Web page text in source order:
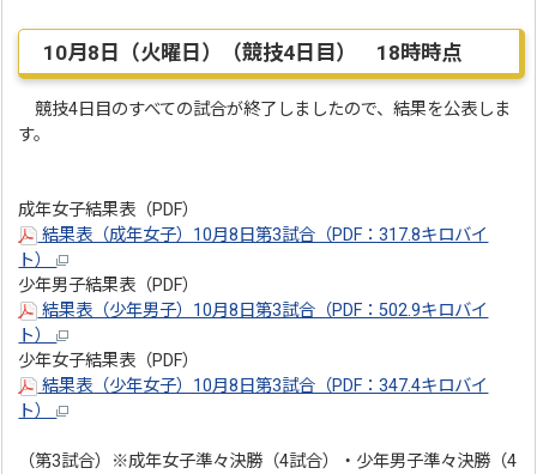
10月8日（火曜日）（競技4日目） 18時時点
競技4日目のすべての試合が終了しましたので、結果を公表しま
す。
成年女子結果表（PDF）
結果表（成年女子）10月8日第3試合（PDF：317.8キロバイ
ト）
少年男子結果表（PDF）
結果表（少年男子）10月8日第3試合（PDF：502.9キロバイ
ト）
少年女子結果表（PDF）
結果表（少年女子）10月8日第3試合（PDF：347.4キロバイ
ト）
（第3試合）※成年女子準々決勝（4試合）・少年男子準々決勝（4